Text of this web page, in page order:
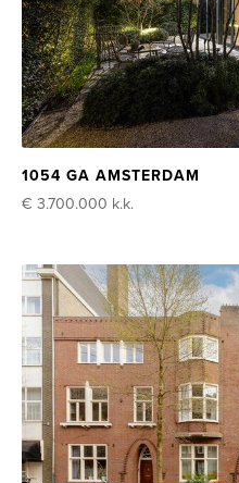
1054 GA AMSTERDAM
€ 3.700.000 k.k.